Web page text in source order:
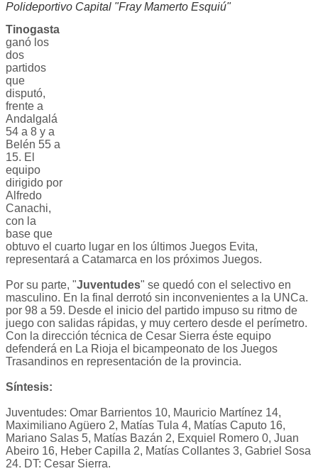
Polideportivo Capital "Fray Mamerto Esquiú"
Tinogasta
ganó los
dos
partidos
que
disputó,
frente a
Andalgalá
54 a 8 y a
Belén 55 a
15. El
equipo
dirigido por
Alfredo
Canachi,
con la
base que
obtuvo el cuarto lugar en los últimos Juegos Evita,
representará a Catamarca en los próximos Juegos.
Por su parte, "Juventudes" se quedó con el selectivo en
masculino. En la final derrotó sin inconvenientes a la UNCa.
por 98 a 59. Desde el inicio del partido impuso su ritmo de
juego con salidas rápidas, y muy certero desde el perímetro.
Con la dirección técnica de Cesar Sierra éste equipo
defenderá en La Rioja el bicampeonato de los Juegos
Trasandinos en representación de la provincia.
Síntesis:
Juventudes: Omar Barrientos 10, Mauricio Martínez 14,
Maximiliano Agüero 2, Matías Tula 4, Matías Caputo 16,
Mariano Salas 5, Matías Bazán 2, Exquiel Romero 0, Juan
Abeiro 16, Heber Capilla 2, Matías Collantes 3, Gabriel Sosa
24. DT: Cesar Sierra.